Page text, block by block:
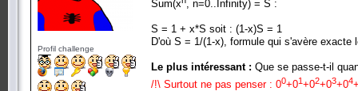
Profil challenge
Sum(x , n=0..Infinity) = S :
S = 1 + x*S soit : (1-x)S = 1
D'où S = 1/(1-x), formule qui s'avère exacte
Le plus intéressant : Que se passe-t-il
/!\ Surtout ne pas penser : 00+01+02+03+04